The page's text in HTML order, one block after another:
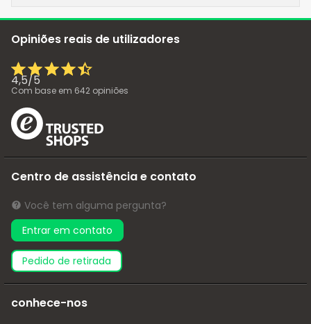
Opiniões reais de utilizadores
4,5/5
Com base em 642 opiniões
Centro de assistência e contato
Você tem alguma pergunta?
Entrar em contato
pedido de retirada
conhece-nos